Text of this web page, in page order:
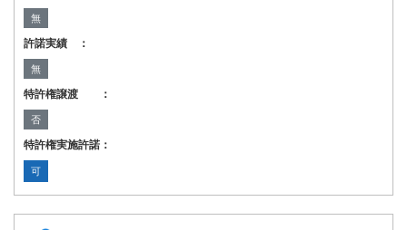
無
許諾実績 ：
無
特許権譲渡 ：
否
特許権実施許諾：
可